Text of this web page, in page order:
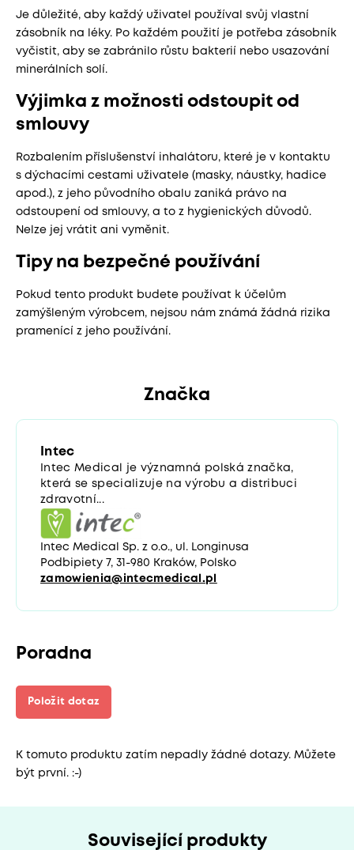
Je důležité, aby každý uživatel používal svůj vlastní
zásobník na léky. Po každém použití je potřeba zásobník
vyčistit, aby se zabránilo růstu bakterií nebo usazování
minerálních solí.
Výjimka z možnosti odstoupit od
smlouvy
Rozbalením příslušenství inhalátoru, které je v kontaktu
s dýchacími cestami uživatele (masky, náustky, hadice
apod.), z jeho původního obalu zaniká právo na
odstoupení od smlouvy, a to z hygienických důvodů.
Nelze jej vrátit ani vyměnit.
Tipy na bezpečné používání
Pokud tento produkt budete používat k účelům
zamýšleným výrobcem, nejsou nám známá žádná rizika
pramenící z jeho používání.
Značka
Intec
Intec Medical je významná polská značka,
která se specializuje na výrobu a distribuci
zdravotní...
Intec Medical Sp. z o.o., ul. Longinusa
Podbipiety 7, 31-980 Kraków, Polsko
zamowienia@intecmedical.pl
Poradna
Položit dotaz
K tomuto produktu zatím nepadly žádné dotazy. Můžete
být první. :-)
Související produkty